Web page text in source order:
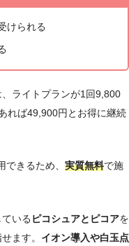
Googleマップ口コミ
斎橋駅から
3分
ば駅より徒
9：00～1
徒歩2分
駅より徒
徒歩3分
）御堂筋線
けられる
ライトプランが1回9,800
れば49,900円とお得に継続
きるため、 実質無料で施
いる ピコシュアとピコアを
ます。 イオン導入や白玉点